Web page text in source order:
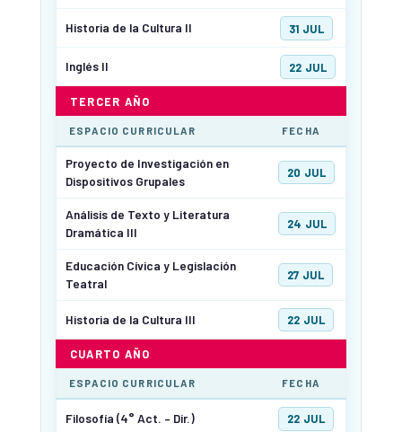
Historia de la Cultura II 31 JUL
Inglés II 22 JUL
TERCER AÑO
ESPACIO CURRICULAR FECHA
Proyecto de Investigación en
Dispositivos Grupales
20 JUL
Análisis de Texto y Literatura
Dramática III
24 JUL
Educación Cívica y Legislación
Teatral
27 JUL
Historia de la Cultura III 22 JUL
CUARTO AÑO
ESPACIO CURRICULAR FECHA
Filosofía(4° Act. – Dir.) 22 JUL